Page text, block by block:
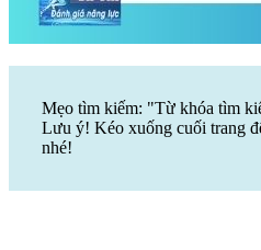
Mẹo tìm kiếm: "Từ khóa tìm
Lưu ý! Kéo xuống cuối trang
nhé!